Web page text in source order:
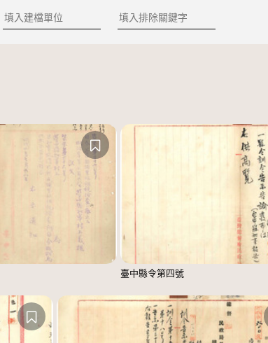
建檔單位 排除關鍵字
臺中縣令第四號